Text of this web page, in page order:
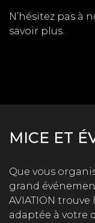
N’hésitez pas à
savoir plus.
MICE ET
Que vous
grand
AVIATION
adaptée à votre